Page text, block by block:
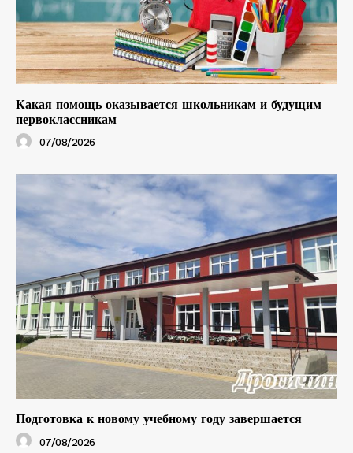
Какая помощь оказывается школьникам и будущим
первоклассникам
07/08/2026
Подготовка к новому учебному году завершается
07/08/2026